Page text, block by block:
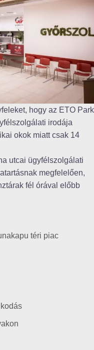
hogy az ETO Park
irodája
okok miatt csak 14
utcai ügyfélszolgálati
megfelelően,
fél órával előbb
téri piac